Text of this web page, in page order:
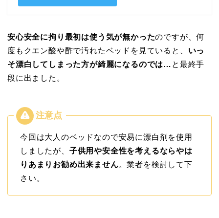
安心安全に拘り最初は使う気が無かったのですが、何
度もクエン酸や酢で汚れたベッドを見ていると、 いっ
そ漂白してしまった方が綺麗になるのでは… と最終手
段に出ました。
今回は大人のベッドなので安易に漂白剤を使用
しましたが、 子供用や安全性を考えるならやは
りあまりお勧め出来ません。業者を検討して下
さい。